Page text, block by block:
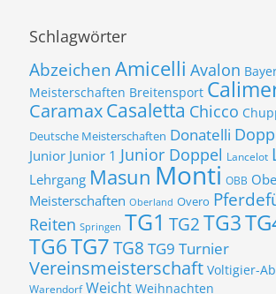
Schlagwörter
Abzeichen Amicelli Avalon
Meisterschaften Breitensport
CaramaxCasaletta Chicco
Deutsche Meisterschaften Donatelli
Junior Junior 1 Junior Doppel Lancelot
Lehrgang Masun Monti OBB
Meisterschaften Oberland Overo
Reiten Springen TG1 TG2TG3
TG6TG7TG8 TG9 Turnier
Vereinsmeisterschaft Voltigier-
Warendorf Weicht Weihnachten